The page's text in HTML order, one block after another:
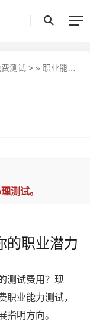
测试 > » 职业能力测试免费测试
测试。
的职业潜力
测试费用？现
职业能力测试，
指明方向。